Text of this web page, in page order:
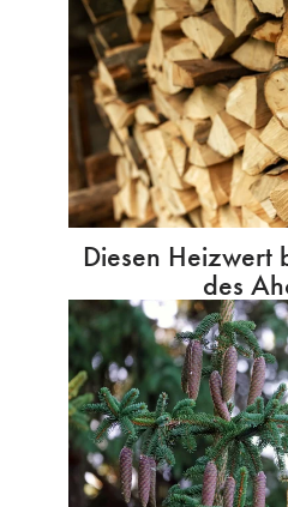
Diesen Heizwert
des